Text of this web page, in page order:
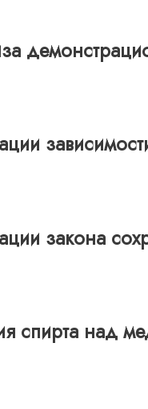
закона
спирта над